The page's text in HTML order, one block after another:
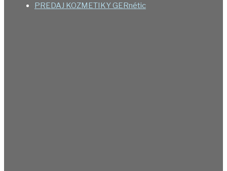
PREDAJ KOZMETIKY GERnétic